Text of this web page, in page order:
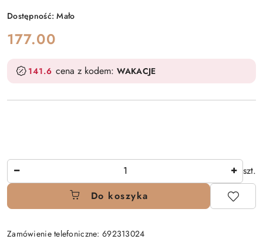
Dostępność:Mało
cena:
177.00
141.6 cena z kodem: WAKACJE
Ilość
szt.
Do koszyka
Zamówienie telefoniczne: 692313024